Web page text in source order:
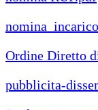
Ordine Diretto
pubblicita-